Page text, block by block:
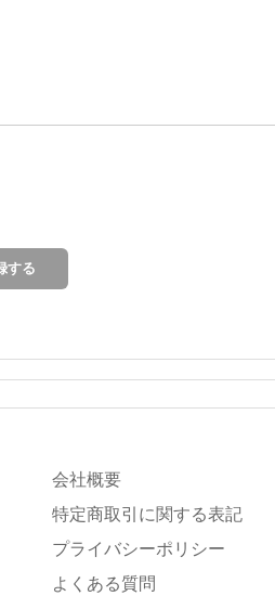
会社概要
特定商取引に関する表記
プライバシーポリシー
よくある質問